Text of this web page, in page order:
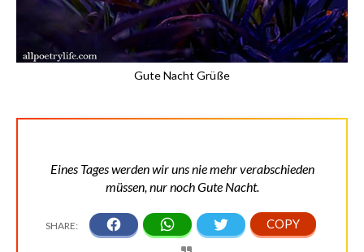
Gute Nacht Grüße
Eines Tages werden wir uns nie mehr verabschieden
müssen, nur noch Gute Nacht.